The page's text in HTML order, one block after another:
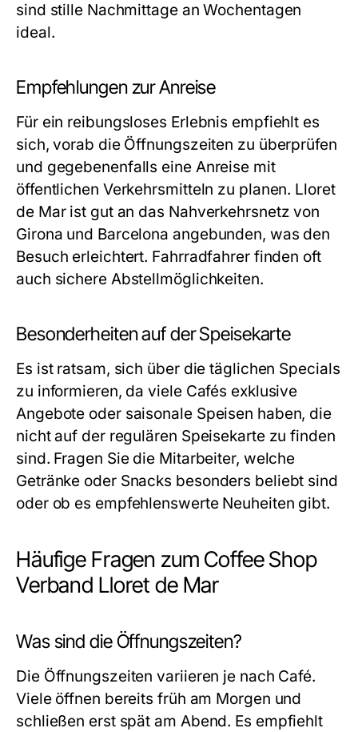
sind stille Nachmittage an Wochentagen
ideal.
Empfehlungen zur Anreise
Für ein reibungsloses Erlebnis empfiehlt es
sich, vorab die Öffnungszeiten zu überprüfen
und gegebenenfalls eine Anreise mit
öffentlichen Verkehrsmitteln zu planen. Lloret
de Mar ist gut an das Nahverkehrsnetz von
Girona und Barcelona angebunden, was den
Besuch erleichtert. Fahrradfahrer finden oft
auch sichere Abstellmöglichkeiten.
Besonderheiten auf der Speisekarte
Es ist ratsam, sich über die täglichen Specials
zu informieren, da viele Cafés exklusive
Angebote oder saisonale Speisen haben, die
nicht auf der regulären Speisekarte zu finden
sind. Fragen Sie die Mitarbeiter, welche
Getränke oder Snacks besonders beliebt sind
oder ob es empfehlenswerte Neuheiten gibt.
Häufige Fragen zum Coffee Shop
Verband Lloret de Mar
Was sind die Öffnungszeiten?
Die Öffnungszeiten variieren je nach Café.
Viele öffnen bereits früh am Morgen und
schließen erst spät am Abend. Es empfiehlt